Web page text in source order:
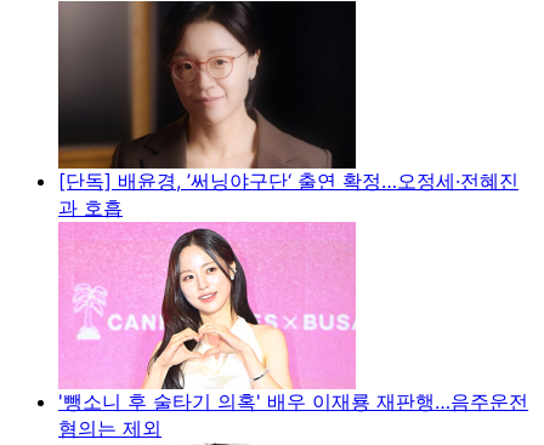
[단독] 배윤경, ’써닝야구단‘ 출연 확정…오정세·전혜진
과 호흡
'뺑소니 후 술타기 의혹' 배우 이재룡 재판행…음주운전
혐의는 제외